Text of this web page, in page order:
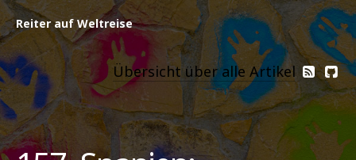
Reiter auf Weltreise
Übersicht über alle Artikel